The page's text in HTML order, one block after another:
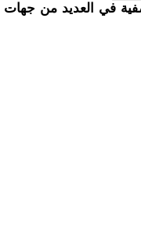
في العديد من جهات